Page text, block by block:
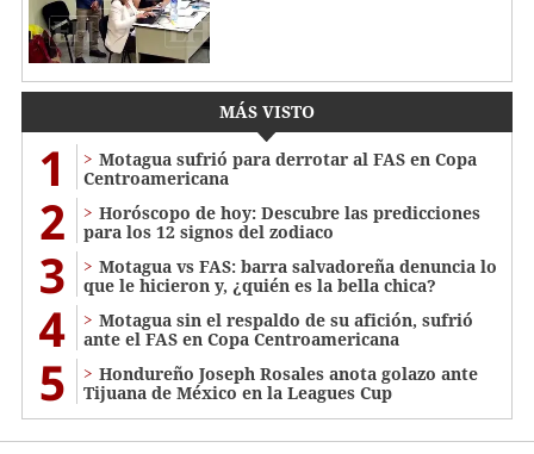
MÁS VISTO
1
Motagua sufrió para derrotar al FAS en Copa
Centroamericana
2
Horóscopo de hoy: Descubre las predicciones
para los 12 signos del zodiaco
3
Motagua vs FAS: barra salvadoreña denuncia lo
que le hicieron y, ¿quién es la bella chica?
4
Motagua sin el respaldo de su afición, sufrió
ante el FAS en Copa Centroamericana
5
Hondureño Joseph Rosales anota golazo ante
Tijuana de México en la Leagues Cup